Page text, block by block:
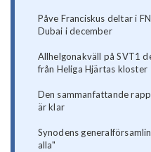
Påve Franciskus deltar i
Dubai i december
Allhelgonakväll på SVT1
från Heliga Hjärtas kloster
Den sammanfattande
är klar
Synodens
alla"